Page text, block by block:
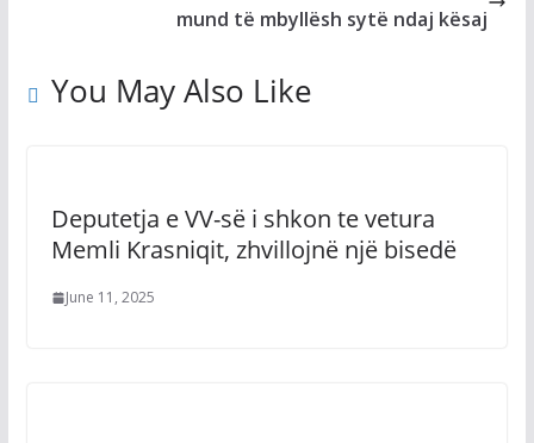
mund të mbyllësh sytë ndaj kësaj
You May Also Like
Deputetja e VV-së i shkon te vetura
Memli Krasniqit, zhvillojnë një bisedë
June 11, 2025